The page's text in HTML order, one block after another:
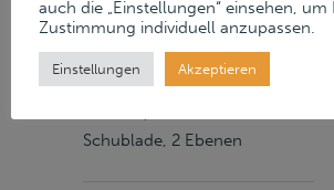
Verkauft
Netzwerkschrank KNÜRR, 19",
Schublade, 2 Ebenen
auch die „Einstellungen“ einsehen, um
Zustimmung individuell anzupassen.
Einstellungen Akzeptieren